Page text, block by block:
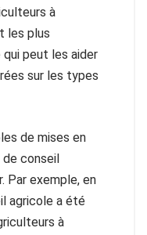
à
les plus
peut les aider
sur les types
de mises en
conseil
Par exemple, en
agricole a été
à